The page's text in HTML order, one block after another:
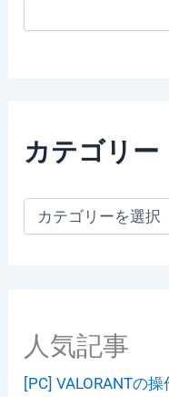
カテゴリー
人気記事
[PC] VALORANTの